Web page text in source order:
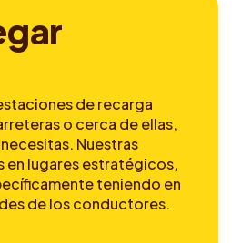
gar
de recarga
o cerca de ellas,
Nuestras
en lugares estratégicos,
teniendo en
de los conductores.